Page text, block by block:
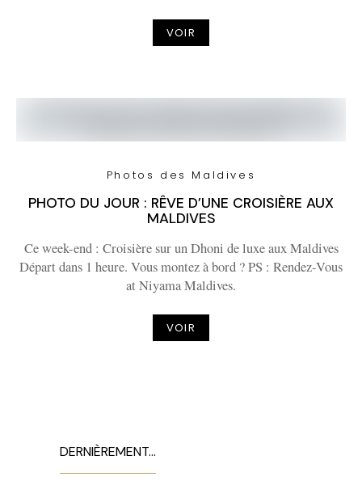
VOIR
Photos des Maldives
PHOTO DU JOUR : RÊVE D’UNE CROISIÈRE AUX
MALDIVES
Ce week-end : Croisière sur un Dhoni de luxe aux Maldives
Départ dans 1 heure. Vous montez à bord ? PS : Rendez-Vous
at Niyama Maldives.
VOIR
DERNIÈREMENT…